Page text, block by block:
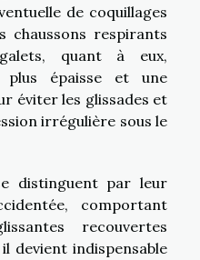
de coquillages
chaussons respirants
quant à eux,
plus épaisse et une
éviter les glissades et
irrégulière sous le
distinguent par leur
comportant
recouvertes
il devient indispensable